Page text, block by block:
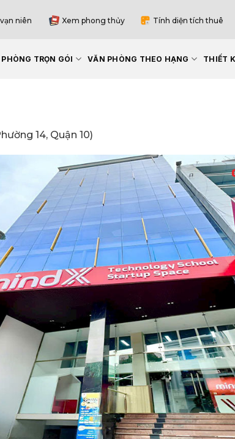
niên Xem phong thủy Tính diện tích thuê
TRỌN GÓI VĂN PHÒNG THEO HẠNG THIẾT
14, Quận 10)